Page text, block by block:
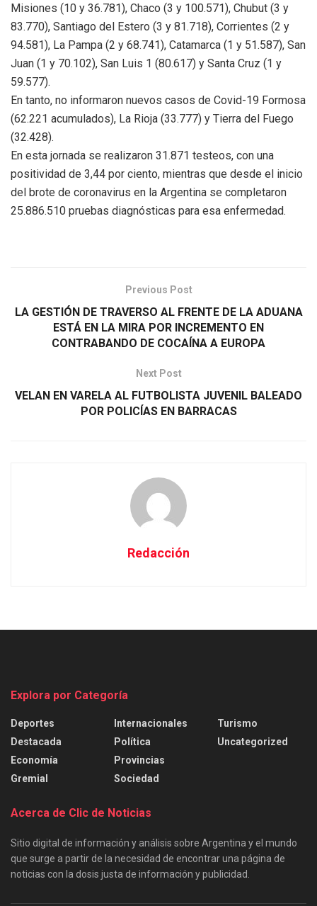
Misiones (10 y 36.781), Chaco (3 y 100.571), Chubut (3 y
83.770), Santiago del Estero (3 y 81.718), Corrientes (2 y
94.581), La Pampa (2 y 68.741), Catamarca (1 y 51.587), San
Juan (1 y 70.102), San Luis 1 (80.617) y Santa Cruz (1 y
59.577).
En tanto, no informaron nuevos casos de Covid-19 Formosa
(62.221 acumulados), La Rioja (33.777) y Tierra del Fuego
(32.428).
En esta jornada se realizaron 31.871 testeos, con una
positividad de 3,44 por ciento, mientras que desde el inicio
del brote de coronavirus en la Argentina se completaron
25.886.510 pruebas diagnósticas para esa enfermedad.
Previous Post
LA GESTIÓN DE TRAVERSO AL FRENTE DE LA ADUANA
ESTÁ EN LA MIRA POR INCREMENTO EN
CONTRABANDO DE COCAÍNA A EUROPA
Next Post
VELAN EN VARELA AL FUTBOLISTA JUVENIL BALEADO
POR POLICÍAS EN BARRACAS
Redacción
Explora por Categoría
Deportes
Destacada
Economía
Gremial
Internacionales
Política
Provincias
Sociedad
Turismo
Uncategorized
Acerca de Clic de Noticias
Sitio digital de información y análisis sobre Argentina y el mundo
que surge a partir de la necesidad de encontrar una página de
noticias con la dosis justa de información y publicidad.